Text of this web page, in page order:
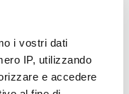
i vostri dati
IP, utilizzando
e accedere